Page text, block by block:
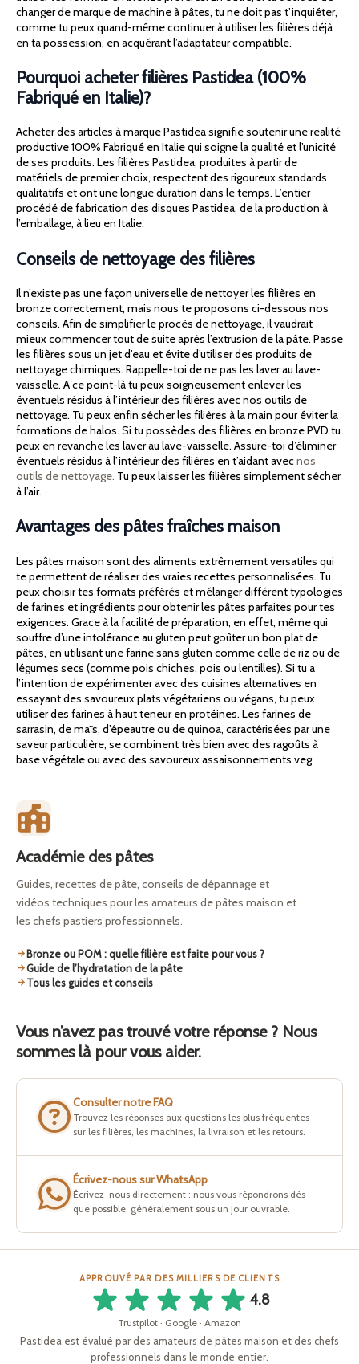
changer de marque de machine à pâtes, tu ne doit pas t’inquiéter,
comme tu peux quand-même continuer à utiliser les filières déjà
en ta possession, en acquérant l’adaptateur compatible.
Pourquoi acheter filières Pastidea (100%
Fabriqué en Italie)?
Acheter des articles à marque Pastidea signifie soutenir une realité
productive 100% Fabriqué en Italie qui soigne la qualité et l’unicité
de ses produits. Les filières Pastidea, produites à partir de
matériels de premier choix, respectent des rigoureux standards
qualitatifs et ont une longue duration dans le temps. L’entier
procédé de fabrication des disques Pastidea, de la production à
l’emballage, à lieu en Italie.
Conseils de nettoyage des filières
Il n’existe pas une façon universelle de nettoyer les filières en
bronze correctement, mais nous te proposons ci-dessous nos
conseils. Afin de simplifier le procès de nettoyage, il vaudrait
mieux commencer tout de suite après l’extrusion de la pâte. Passe
les filières sous un jet d’eau et évite d’utiliser des produits de
nettoyage chimiques. Rappelle-toi de ne pas les laver au lave-
vaisselle. A ce point-là tu peux soigneusement enlever les
éventuels résidus à l’intérieur des filières avec nos outils de
nettoyage. Tu peux enfin sécher les filières à la main pour éviter la
formations de halos. Si tu possèdes des filières en bronze PVD tu
peux en revanche les laver au lave-vaisselle. Assure-toi d’éliminer
éventuels résidus à l’intérieur des filières en t’aidant avecnos
outils de nettoyage. Tu peux laisser les filières simplement sécher
à l’air.
Avantages des pâtes fraîches maison
Les pâtes maison sont des aliments extrêmement versatiles qui
te permettent de réaliser des vraies recettes personnalisées. Tu
peux choisir tes formats préférés et mélanger différent typologies
de farines et ingrédients pour obtenir les pâtes parfaites pour tes
exigences. Grace à la facilité de préparation, en effet, même qui
souffre d’une intolérance au gluten peut goûter un bon plat de
pâtes, en utilisant une farine sans gluten comme celle de riz ou de
légumes secs (comme pois chiches, pois ou lentilles). Si tu a
l’intention de expérimenter avec des cuisines alternatives en
essayant des savoureux plats végétariens ou végans, tu peux
utiliser des farines à haut teneur en protéines. Les farines de
sarrasin, de maïs, d’épeautre ou de quinoa, caractérisées par une
saveur particulière, se combinent très bien avec des ragoûts à
base végétale ou avec des savoureux assaisonnements veg.
Académie des pâtes
Guides, recettes de pâte, conseils de dépannage et
vidéos techniques pour les amateurs de pâtes maison et
les chefs pastiers professionnels.
Bronze ou POM : quelle filière est faite pour vous ?
Guide de l’hydratation de la pâte
Tous les guides et conseils
Vous n’avez pas trouvé votre réponse ? Nous
sommes là pour vous aider.
Consulter notre FAQ
Trouvez les réponses aux questions les plus fréquentes
sur les filières, les machines, la livraison et les retours.
Écrivez-nous sur WhatsApp
Écrivez-nous directement : nous vous répondrons dès
que possible, généralement sous un jour ouvrable.
APPROUVÉ PAR DES MILLIERS DE CLIENTS
4.8
Trustpilot · Google · Amazon
Pastidea est évalué par des amateurs de pâtes maison et des chefs
professionnels dans le monde entier.